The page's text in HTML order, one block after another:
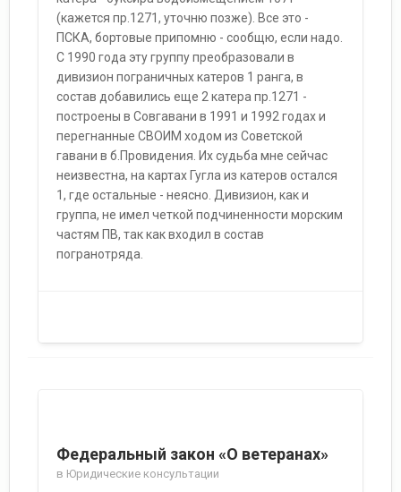
(кажется пр.1271, уточню позже). Все это -
ПСКА, бортовые припомню - сообщю, если надо.
С 1990 года эту группу преобразовали в
дивизион пограничных катеров 1 ранга, в
состав добавились еще 2 катера пр.1271 -
построены в Совгавани в 1991 и 1992 годах и
перегнанные СВОИМ ходом из Советской
гавани в б.Провидения. Их судьба мне сейчас
неизвестна, на картах Гугла из катеров остался
1, где остальные - неясно. Дивизион, как и
группа, не имел четкой подчиненности морским
частям ПВ, так как входил в состав
погранотряда.
Федеральный закон «О ветеранах»
в Юридические консультации